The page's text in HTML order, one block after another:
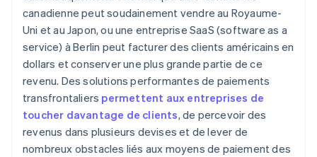
canadienne peut soudainement vendre au Royaume-
Uni et au Japon, ou une entreprise SaaS (software as a
service) à Berlin peut facturer des clients américains en
dollars et conserver une plus grande partie de ce
revenu. Des solutions performantes de paiements
transfrontaliers permettent aux entreprises de
toucher davantage de clients, de percevoir des
revenus dans plusieurs devises et de lever de
nombreux obstacles liés aux moyens de paiement des